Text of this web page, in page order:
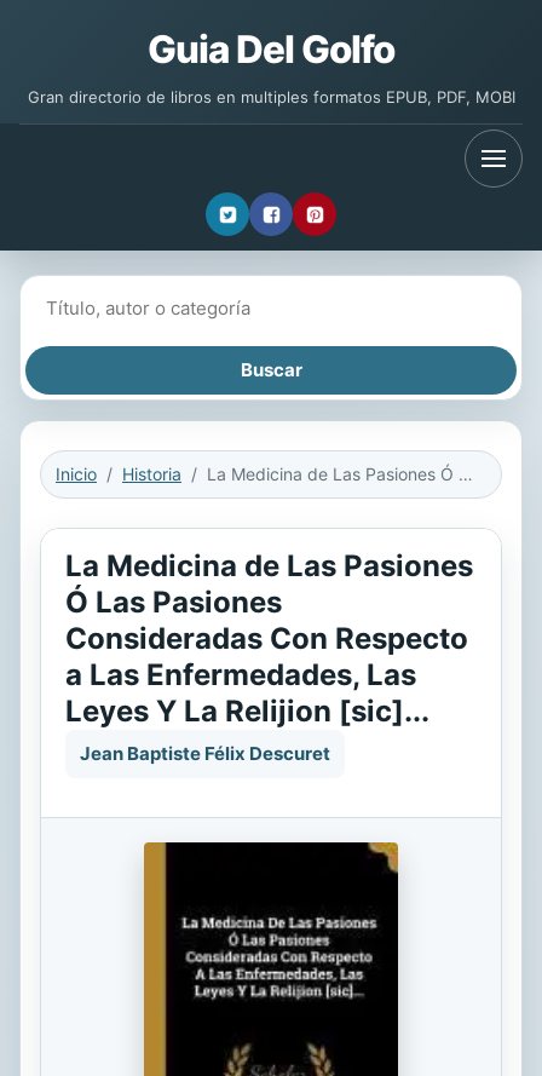
Guia Del Golfo
Gran directorio de libros en multiples formatos EPUB, PDF, MOBI
Inicio Historia La Medicina de Las Pasiones Ó Las Pasiones Consideradas Con Respecto a Las Enfermedades, Las Leyes Y La Relijion [sic]...
La Medicina de Las Pasiones
Ó Las Pasiones
Consideradas Con Respecto
a Las Enfermedades, Las
Leyes Y La Relijion [sic]...
Jean Baptiste Félix Descuret